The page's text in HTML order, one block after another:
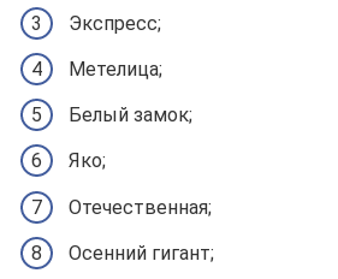
Экспресс;
Метелица;
Белый замок;
Яко;
Отечественная;
Осенний гигант;